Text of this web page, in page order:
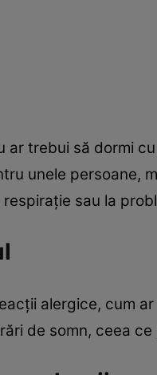
ar trebui să dormi
unele persoane,
sau la
alergice, cum
de somn, ceea